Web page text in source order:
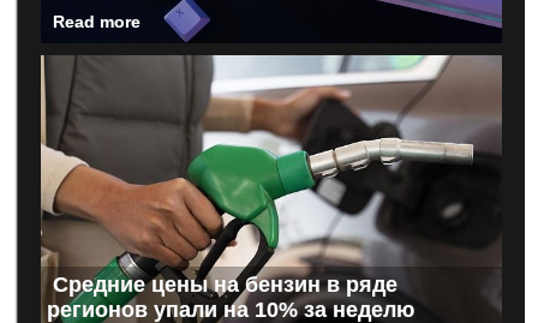
Read more
Средние цены на бензин в ряде
регионов упали на 10% за неделю